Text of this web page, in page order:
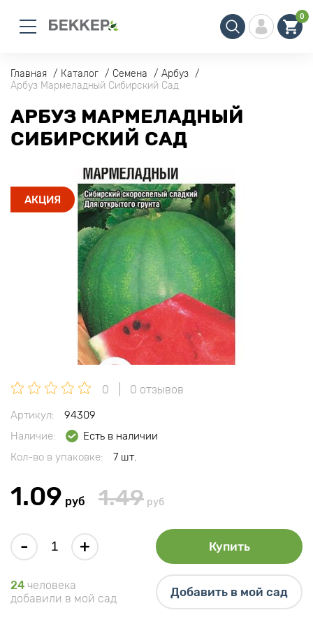
0
Главная Каталог Семена
Арбуз
Арбуз Мармеладный Сибирский Сад
АРБУЗ МАРМЕЛАДНЫЙ
СИБИРСКИЙ САД
АКЦИЯ
0 0 отзывов
Артикул:
94309
Наличие:
Есть в наличии
Кол-во в упаковке:
7 шт.
1.09 руб 1.49 руб
- + Купить
24 человека
добавили в мой сад
Добавить в мой сад